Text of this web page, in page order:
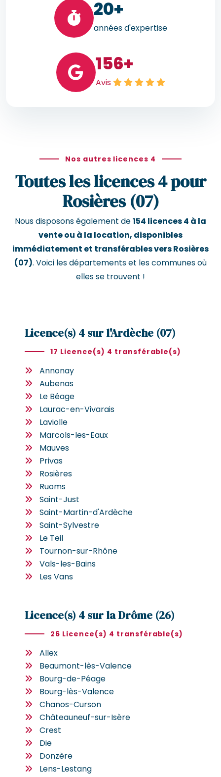
20+
années d'expertise
156+
Avis
Nos autres licences 4
Toutes les licences 4 pour
Rosières (07)
Nous disposons également de154 licences 4 à la
vente ou à la location, disponibles
immédiatement et transférables vers Rosières
(07). Voici les départements et les communes où
elles se trouvent !
Licence(s) 4 sur l'Ardèche (07)
17 Licence(s) 4 transférable(s)
Annonay
Aubenas
Le Béage
Laurac-en-Vivarais
Laviolle
Marcols-les-Eaux
Mauves
Privas
Rosières
Ruoms
Saint-Just
Saint-Martin-d'Ardèche
Saint-Sylvestre
Le Teil
Tournon-sur-Rhône
Vals-les-Bains
Les Vans
Licence(s) 4 sur la Drôme (26)
26 Licence(s) 4 transférable(s)
Allex
Beaumont-lès-Valence
Bourg-de-Péage
Bourg-lès-Valence
Chanos-Curson
Châteauneuf-sur-Isère
Crest
Die
Donzère
Lens-Lestang